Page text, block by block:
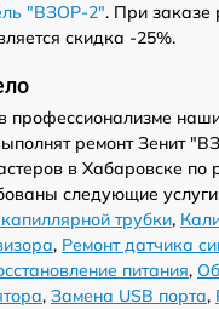
"ВЗОР-2". При заказе
скидка -25%.
профессионализме
ремонт Зенит
в Хабаровске по
следующие
трубки,
, Ремонт датчика
питания,
, Замена USB порта,